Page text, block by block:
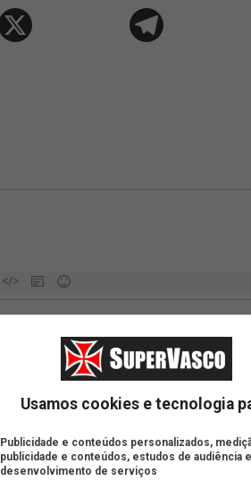
Usamos cookies e tecnologia
Publicidade e conteúdos personalizados,
publicidade e conteúdos, estudos de audiência e
desenvolvimento de serviços